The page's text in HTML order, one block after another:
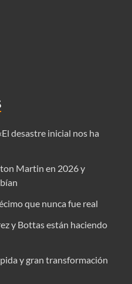
desastre inicial nos ha
Martin en 2026 y
que nunca fue real
y Bottas están haciendo
y gran transformación